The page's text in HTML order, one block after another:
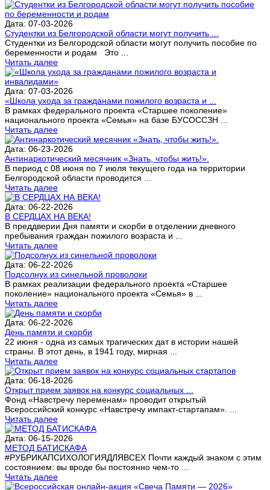
Дата: 07-03-2026
Студентки из Белгородской области могут получить ...
Студентки из Белгородской области могут получить пособие по
беременности и родам Это ...
Читать далее
Дата: 07-03-2026
«Школа ухода за гражданами пожилого возраста и ...
В рамках федерального проекта «Старшее поколение»
национального проекта «Семья» на базе БУСОССЗН ...
Читать далее
Дата: 06-23-2026
Антинаркотический месячник «Знать, чтобы жить!».
В период с 08 июня по 7 июля текущего года на территории
Белгородской области проводится ...
Читать далее
Дата: 06-22-2026
В СЕРДЦАХ НА ВЕКА!
В преддверии Дня памяти и скорби в отделении дневного
пребывания граждан пожилого возраста и ...
Читать далее
Дата: 06-22-2026
Подсолнух из синельной проволоки
В рамках реализации федерального проекта «Старшее
поколение» национального проекта «Семья» в ...
Читать далее
Дата: 06-22-2026
День памяти и скорби
22 июня - одна из самых трагических дат в истории нашей
страны. В этот день, в 1941 году, мирная ...
Читать далее
Дата: 06-18-2026
Открыт прием заявок на конкурс социальных ...
Фонд «Навстречу переменам» проводит открытый
Всероссийский конкурс «Навстречу импакт-стартапам». ...
Читать далее
Дата: 06-15-2026
МЕТОД БАТИСКАФА
#РУБРИКАПСИХОЛОГИЯДЛЯВСЕХ Почти каждый знаком с этим
состоянием: вы вроде бы постоянно чем-то ...
Читать далее